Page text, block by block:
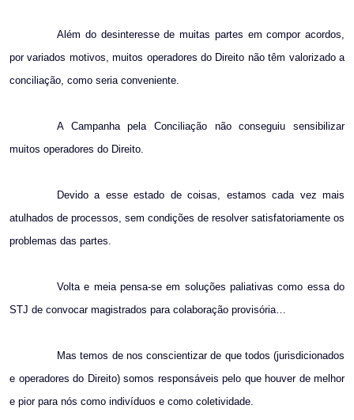
Além do desinteresse de muitas partes em compor acordos,
por variados motivos, muitos operadores do Direito não têm valorizado a
conciliação, como seria conveniente.
A Campanha pela Conciliação não conseguiu sensibilizar
muitos operadores do Direito.
Devido a esse estado de coisas, estamos cada vez mais
atulhados de processos, sem condições de resolver satisfatoriamente os
problemas das partes.
Volta e meia pensa-se em soluções paliativas como essa do
STJ de convocar magistrados para colaboração provisória…
Mas temos de nos conscientizar de que todos (jurisdicionados
e operadores do Direito) somos responsáveis pelo que houver de melhor
e pior para nós como indivíduos e como coletividade.